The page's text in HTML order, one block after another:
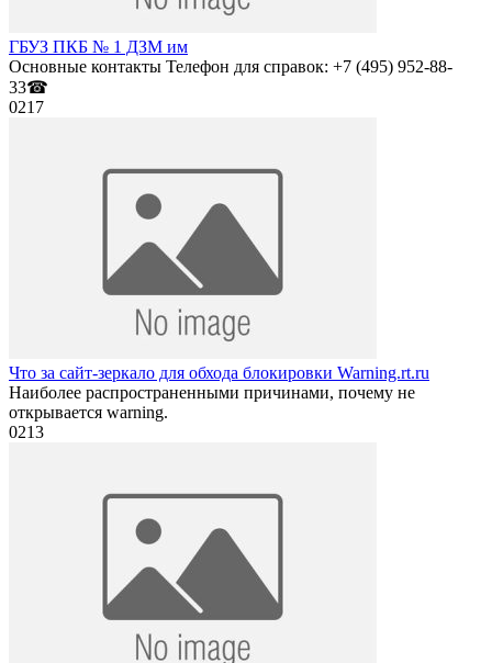
ГБУЗ ПКБ № 1 ДЗМ им
Основные контакты Телефон для справок: +7 (495) 952-88-
33☎
0217
Что за сайт-зеркало для обхода блокировки Warning.rt.ru
Наиболее распространенными причинами, почему не
открывается warning.
0213